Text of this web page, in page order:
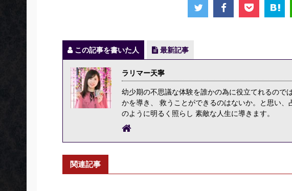
この記事を書いた人 最新記事
ラリマー天寧
幼少期の不思議な体験を誰かの為に役立てれるので
かを導き、 救うことができるのはないか。と思い
のように明るく照らし 素敵な人生に導きます。
関連記事